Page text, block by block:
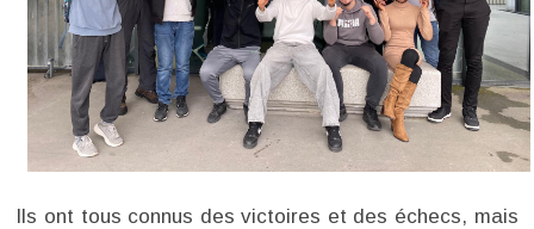
Ils ont tous connus des victoires et des échecs, mais